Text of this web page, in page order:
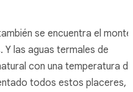
se encuentra el monte
las aguas termales de
con una temperatura de
todos estos placeres,